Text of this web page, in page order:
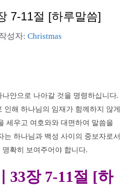
7-11절 [하루말씀]
성자: Christmas
안으로 나아갈 것을 명령하십니다.
인해 하나님의 임재가 함께하지 않게
세우고 여호와와 대면하여 말씀을
는 하나님과 백성 사이의 중보자로서
확히 보여주어야 합니다.
33장 7-11절 [하